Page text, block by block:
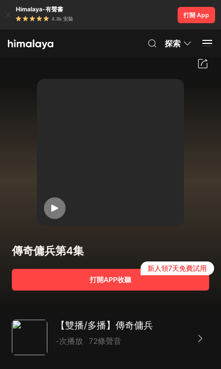
Himalaya-有聲書
4.8k 安裝
打開 App
探索
傳奇傭兵第4集
打開APP收聽
新人領7天免費試用
【雙播/多播】傳奇傭兵
-次播放 72條聲音